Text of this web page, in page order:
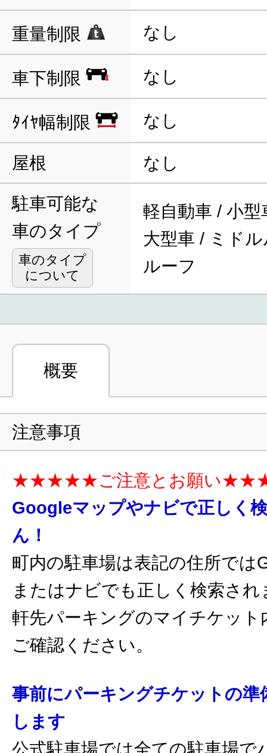
重量制限 なし
車下制限 なし
ﾀｲﾔ幅制限 なし
屋根 なし
駐車可能な
車のタイプ
車のタイプ
について
軽自動車 / 小型
大型車 / ミド
ルーフ
概要
注意事項
★★★★★ご注意とお願い
Googleマップやナビで正しく
ん！
町内の駐車場は表記の住所では
またはナビでも正しく検索さ
軒先パーキングのマイチケット
ご確認ください。
事前にパーキングチケットの準
します
公式駐車場では全ての駐車場で